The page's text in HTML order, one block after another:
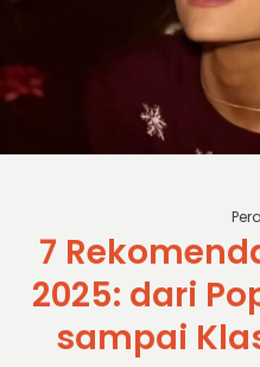
7
2025: dari
sampai